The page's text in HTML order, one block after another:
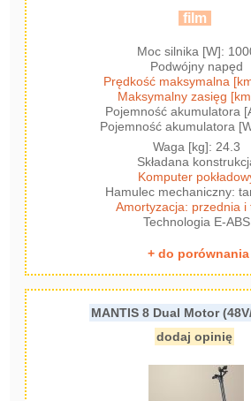
film
Moc silnika [W]:
Podwójny napęd
Prędkość maksymalna
Maksymalny zasięg
Pojemność akumulatora
Pojemność akumulatora
Waga [kg]: 24.3
Składana
Komputer
Hamulec mechaniczny:
Amortyzacja: przednia i
Technologia E-ABS
+ do porównania
MANTIS 8 Dual Motor
dodaj opinię